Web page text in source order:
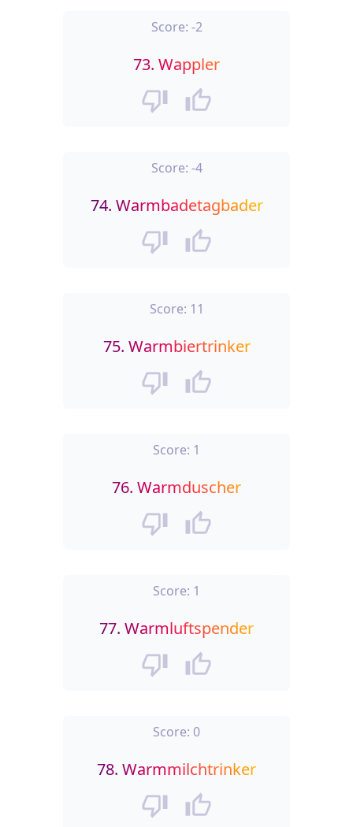
Score: -2
73. Wappler
Score: -4
74. Warmbadetagbader
Score: 11
75. Warmbiertrinker
Score: 1
76. Warmduscher
Score: 1
77. Warmluftspender
Score: 0
78. Warmmilchtrinker